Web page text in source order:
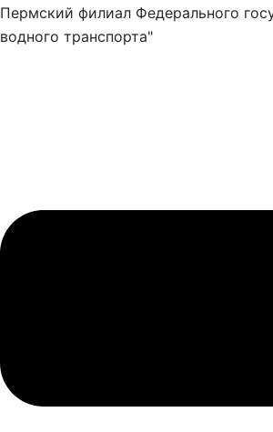
Пермский филиал Федерального
водного транспорта"